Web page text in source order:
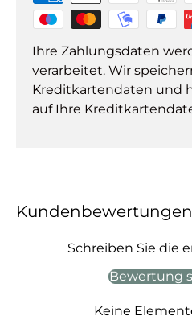
Ihre Zahlungsdaten
verarbeitet. Wir
Kreditkartendaten und
auf Ihre
Kundenbewertungen
Schreiben Sie die
Bewertung
Keine